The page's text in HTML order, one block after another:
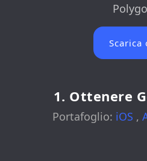
Scarica
1. Ottenere
Portafoglio: iOS ,